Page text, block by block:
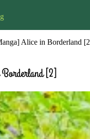
Alice in Borderland
Borderland [2]